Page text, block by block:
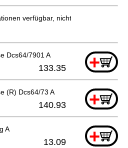
verfügbar, nicht bestellbar
Dcs64/7901 A +
133.35
(R) Dcs64/73 A +
140.93
A +
13.09